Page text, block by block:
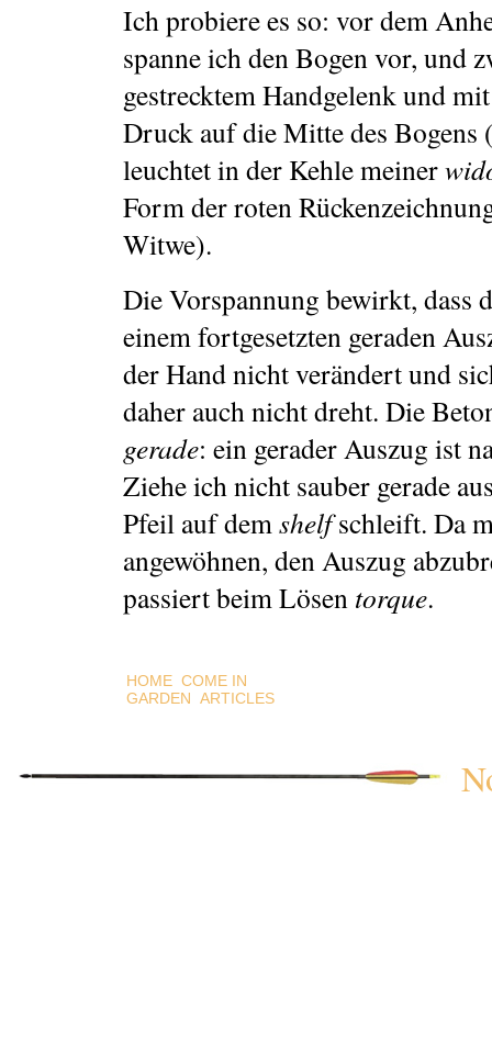
Ich probiere es so: vor dem
spanne ich den Bogen vor, und
gestrecktem Handgelenk und
Druck auf die Mitte des Bogens
leuchtet in der Kehle meiner
Form der roten
Witwe).
Die Vorspannung bewirkt, dass
einem fortgesetzten geraden
der Hand nicht verändert und
daher auch nicht dreht. Die
gerade: ein gerader Auszug ist
Ziehe ich nicht sauber gerade
Pfeil auf demshelfschleift. Da
angewöhnen, den Auszug
passiert beim Lösen torque.
HOME COME IN
GARDEN ARTICLES